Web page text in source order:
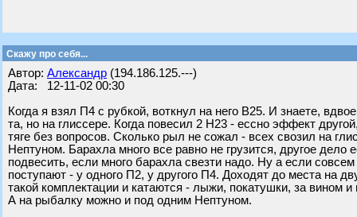
Скажу про себя...
Автор: Александр (194.186.125.---)
Дата: 12-11-02 00:30
Когда я взял П4 с рубкой, воткнул на него В25. И знаете,
та, но на глиссере. Когда повесил 2 Н23 - ессно эффект
тяге без вопросов. Сколько рыл не сожал - всех свозил на
Нептуном. Барахла много все равно не грузится, другое
подвесить, если много барахла свезти надо. Ну а если
поступают - у одного П2, у другого П4. Доходят до места на
такой комплектации и катаются - лыжи, покатушки, за вином и
А на рыбалку можно и под одним Нептуном.